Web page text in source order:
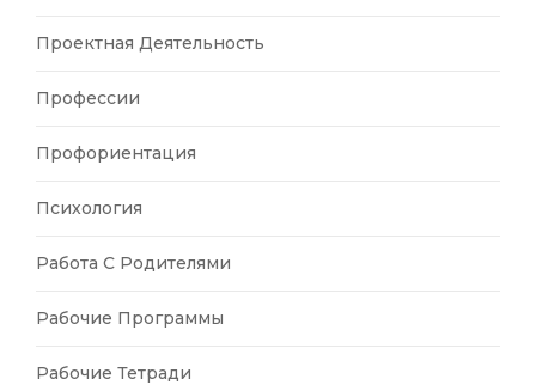
Проектная Деятельность
Профессии
Профориентация
Психология
Работа С Родителями
Рабочие Программы
Рабочие Тетради